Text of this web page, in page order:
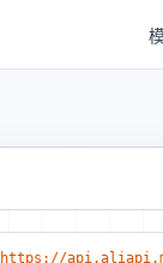
https://